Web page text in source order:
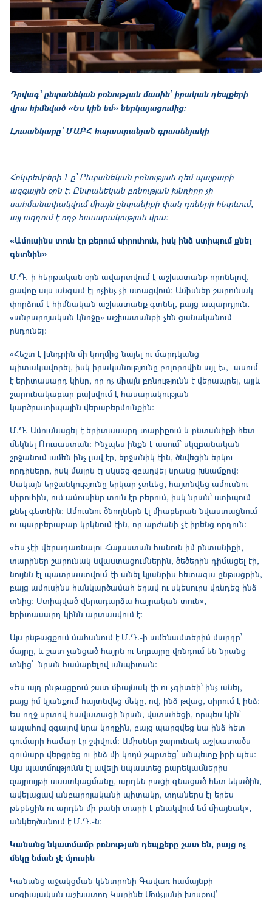
Դրվագ՝ ընտանեկան բռնության մասին՝ իրական դեպքերի
վրա հիմնված «Ես կին եմ» ներկայացումից։
Լուսանկարը՝ ՄԱԲՀ հայաստանյան գրասենյակի
Հոկտեմբերի 1-ը՝ Ընտանեկան բռնության դեմ պայքարի
ազգային օրն է։ Ընտանեկան բռնության խնդիրը չի
սահմանափակվում միայն ընտանիքի փակ դռների հետևում,
այլ ազդում է ողջ հասարակության վրա։
«Ամուսինս տուն էր բերում սիրուհուն, իսկ ինձ ստիպում քնել
գետնին»
Մ.Դ.-ի հերթական օրն ավարտվում է աշխատանք որոնելով,
ցավոք այս անգամ էլ ոչինչ չի ստացվում: Ամիսներ շարունակ
փորձում է հիմնական աշխատանք գտնել, բայց ապարդյուն․
«անբարոյական կնոջը» աշխատանքի չեն ցանականում
ընդունել:
«Հեշտ է խնդրին մի կողմից նայել ու մարդկանց
պիտակավորել, իսկ իրականությունը բոլորովին այլ է»,- ասում
է երիտասարդ կինը, որ ոչ միայն բռնությունն է վերապրել, այլև
շարունակաբար բախվում է հասարակության
կարծրատիպային վերաբերմունքին։
Մ.Դ. Ամուսնացել է երիտասարդ տարիքում և ընտանիքի հետ
մեկնել Ռուսաստան: Ինչպես ինքն է ասում՝ սկզբանական
շրջանում ամեն ինչ լավ էր, երջանիկ էին, ծնվեցին երկու
որդիները, իսկ մայրն էլ սկսեց զբաղվել նրանց խնամքով:
Սակայն երջանկությունը երկար չտևեց, հայտնվեց ամուսնու
սիրուհին, ում ամուսինը տուն էր բերում, իսկ նրան՝ ստիպում
քնել գետնին: Ամուսնու ծնողներն էլ միաբերան նվաստացնում
ու պարբերաբար կրկնում էին, որ արժանի չէ իրենց որդուն:
«Ես չէի վերադառնալու Հայաստան հանուն իմ ընտանիքի,
տարիներ շարունակ նվաստացումներին, ծեծերին դիմացել էի,
նույնն էլ պատրաստվում էի անել կյանքիս հետագա ընթացքին,
բայց ամուսինս հանկարծամահ եղավ ու սկեսուրս վռնդեց ինձ
տնից։ Ստիպված վերադարձա հայրական տուն», -
երիտասարդ կինն արտասվում է։
Այս ընթացքում մահանում է Մ.Դ.-ի ամենամտերիմ մարդը՝
մայրը, և շատ չանցած հայրն ու եղբայրը վռնդում են նրանց
տնից՝ նրան համարելով անպիտան։
«Ես այդ ընթացքում շատ միայնակ էի ու չգիտեի՝ ինչ անել,
բայց իմ կյանքում հայտնվեց մեկը, ով, ինձ թվաց, սիրում է ինձ:
Ես ողջ սրտով հավատացի նրան, վստահեցի, որպես կին՝
ապահով զգալով նրա կողքին, բայց պարզվեց նա ինձ հետ
գումարի համար էր շփվում: Ամիսներ շարունակ աշխատածս
գումարը վերցրեց ու ինձ մի կողմ շպրտեց՝ անպետք իրի պես:
Այս պատմությունն էլ ավելի նպաստեց բարեկամներիս
զայրույթի սաստկացմանը, արդեն բացի գնացած հետ եկածին,
ավելացավ անբարոյականի պիտակը, տղաներս էլ երես
թեքեցին ու արդեն մի քանի տարի է բնակվում եմ միայնակ»,-
անկեղծանում է Մ.Դ.-ն:
Կանանց նկատմամբ բռնության դեպքերը շատ են, բայց ոչ
մեկը նման չէ մյուսին
Կանանց աջակցման կենտրոնի Գավառ համայնքի
սոցիալական աշխատող Կարինե Մոմչյանի խոսքով՝